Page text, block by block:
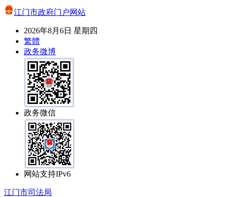
江门市政府门户网站
2026年8月6日 星期四
繁體
政务微博
政务微信
网站支持IPv6
江门市司法局